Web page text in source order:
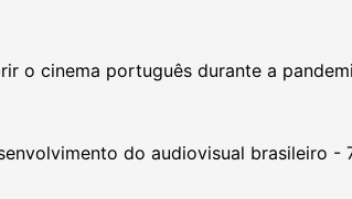
o cinema português durante a
do audiovisual brasileiro -